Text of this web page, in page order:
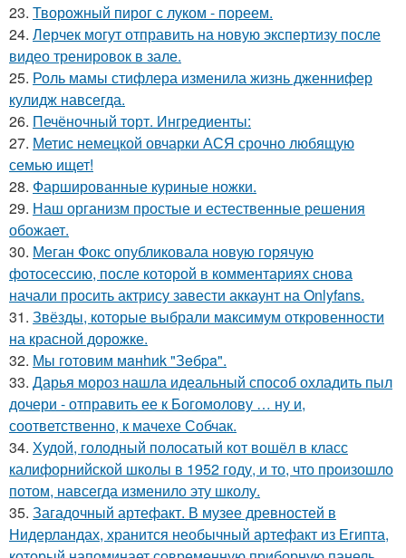
23. Творожный пирог с луком - пореем.
24. Лерчек могут отправить на новую экспертизу после
видео тренировок в зале.
25. Роль мамы стифлера изменила жизнь дженнифер
кулидж навсегда.
26. Печёночный торт. Ингредиенты:
27. Метис немецкой овчарки АСЯ срочно любящую
семью ищет!
28. Фаршированные куриные ножки.
29. Наш организм простые и естественные решения
обожает.
30. Меган Фокс опубликовала новую горячую
фотосессию, после которой в комментариях снова
начали просить актрису завести аккаунт на Onlyfans.
31. Звёзды, которые выбрали максимум откровенности
на красной дорожке.
32. Мы готовим мaнhиk "Зeбpa".
33. Дарья мороз нашла идеальный способ охладить пыл
дочери - отправить ее к Богомолову … ну и,
соответственно, к мачехе Собчак.
34. Худой, голодный полосатый кот вошёл в класс
калифорнийской школы в 1952 году, и то, что произошло
потом, навсегда изменило эту школу.
35. Загадочный артефакт. В музее древностей в
Нидерландах, хранится необычный артефакт из Египта,